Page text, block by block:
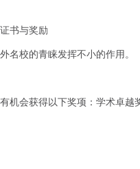
书与奖励
名校的青睐发挥不小的作用。
机会获得以下奖项：学术卓越